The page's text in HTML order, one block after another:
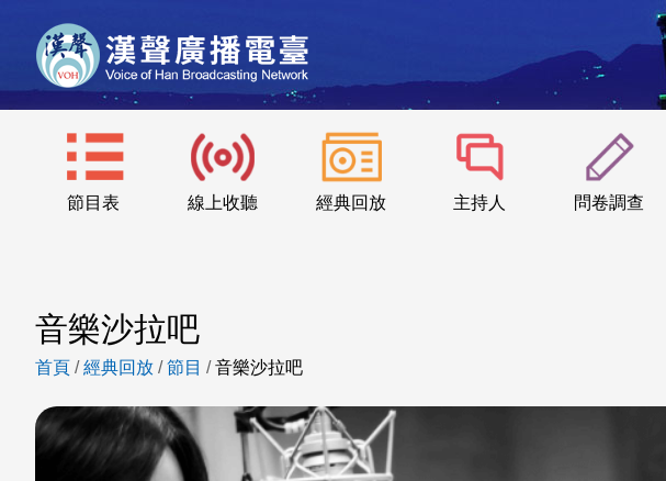
節目表 線上收聽 經典回放 主持人 問卷調查
音樂沙拉吧
首頁 /經典回放 /節目 /音樂沙拉吧